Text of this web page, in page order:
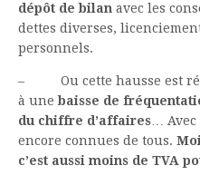
dépôt de bilan avec les
dettes diverses,
personnels.
– Ou cette hausse est
à unebaisse de
du chiffre d’affaires… Avec
encore connues de tous.
c’est aussi moins de TVA